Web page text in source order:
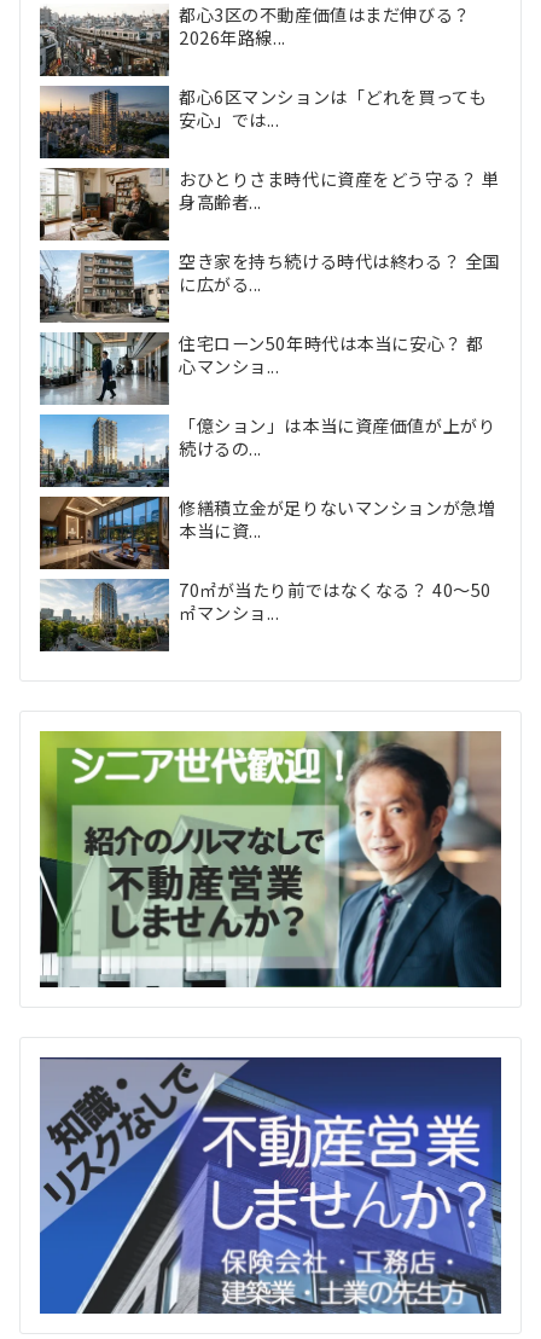
都心3区の不動産価値はまだ伸びる？
2026年路線...
都心6区マンションは「どれを買っても
安心」では...
おひとりさま時代に資産をどう守る？ 単
身高齢者...
空き家を持ち続ける時代は終わる？ 全国
に広がる...
住宅ローン50年時代は本当に安心？ 都
心マンショ...
「億ション」は本当に資産価値が上がり
続けるの...
修繕積立金が足りないマンションが急増
本当に資...
70㎡が当たり前ではなくなる？ 40〜50
㎡マンショ...